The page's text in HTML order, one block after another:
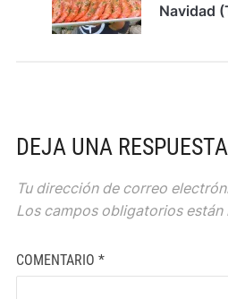
Navidad
DEJA UNA RESPUESTA
Tu dirección de correo
Los campos obligatorios
COMENTARIO *